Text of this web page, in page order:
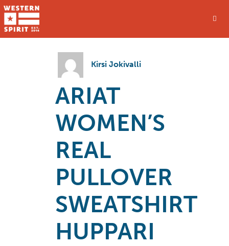
Kirsi Jokivalli
ARIAT
WOMEN’S
REAL
PULLOVER
SWEATSHIRT
HUPPARI